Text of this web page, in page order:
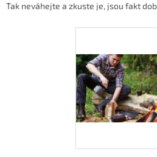
Tak neváhejte a zkuste je, jsou fakt